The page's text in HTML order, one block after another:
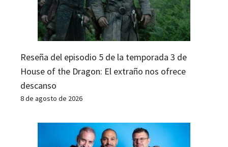
Reseña del episodio 5 de la temporada 3 de
House of the Dragon: El extraño nos ofrece
descanso
8 de agosto de 2026